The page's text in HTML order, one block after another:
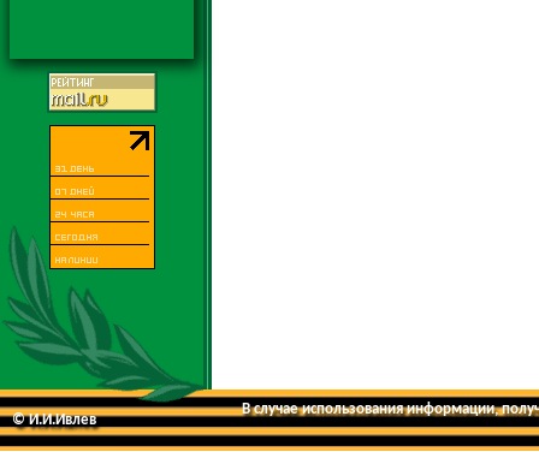
© И.И.Ивлев
В случае использования информации,